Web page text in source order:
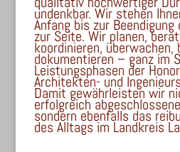
undenkbar. Wir stehen
Anfang bis zur Beendigung
zur Seite. Wir planen,
koordinieren, überwachen,
dokumentieren – ganz im
Leistungsphasen der
Architekten- und
Damit gewährleisten wir
erfolgreich
sondern ebenfalls das
des Alltags im Landkreis